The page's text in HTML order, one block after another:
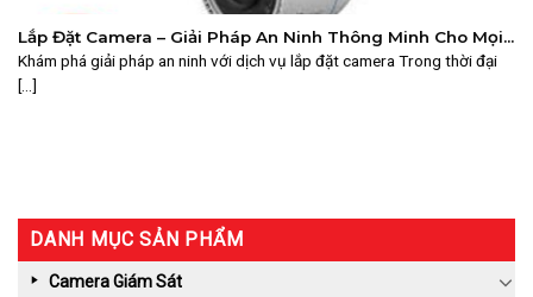
Lắp Đặt Camera – Giải Pháp An Ninh Thông Minh Cho Mọi
Không Gian
Khám phá giải pháp an ninh với dịch vụ lắp đặt camera Trong thời đại
[...]
DANH MỤC SẢN PHẨM
Camera Giám Sát